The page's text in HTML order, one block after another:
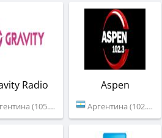
Radio
(105.3 FM)
Aspen
Аргентина (102.3 FM)